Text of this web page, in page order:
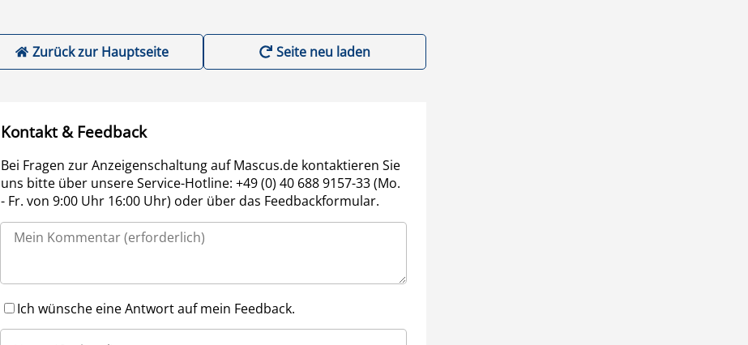
Zurück zur Hauptseite Seite neu laden
Kontakt & Feedback
Bei Fragen zur Anzeigenschaltung auf Mascus.de kontaktieren Sie
uns bitte über unsere Service-Hotline: +49 (0) 40 688 9157-33 (Mo.
- Fr. von 9:00 Uhr 16:00 Uhr) oder über das Feedbackformular.
Ich wünsche eine Antwort auf mein Feedback.